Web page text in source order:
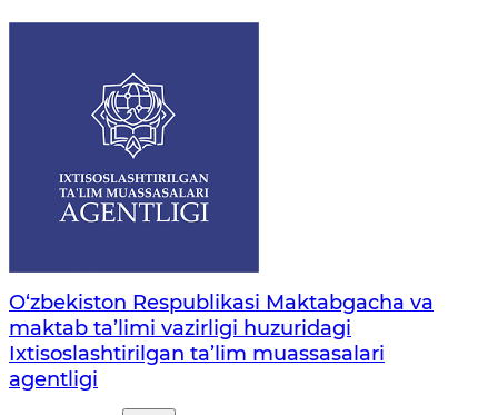
O‘zbekiston Respublikasi Maktabgacha va
maktab ta’limi vazirligi huzuridagi
Ixtisoslashtirilgan ta’lim muassasalari
agentligi